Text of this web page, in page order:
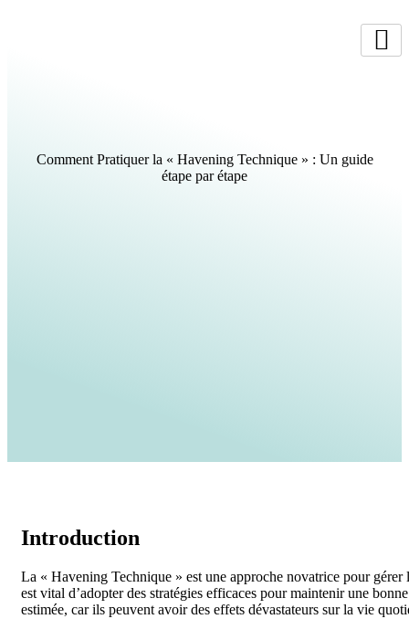
Comment Pratiquer la « Havening Technique » : Un guide
étape par étape
Introduction
La « Havening Technique » est une approche novatrice pour
est vital d’adopter des stratégies efficaces pour maintenir une
estimée, car ils peuvent avoir des effets dévastateurs sur la vie